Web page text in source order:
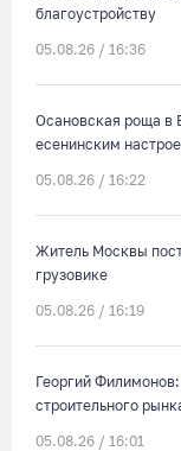
благоустройству
05.08.26 / 16:36
Осановская роща в
есенинским
05.08.26 / 16:22
Житель Москвы
грузовике
05.08.26 / 16:19
Георгий
строительного
05.08.26 / 16:01